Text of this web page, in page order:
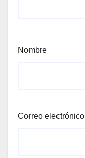
Nombre
Correo electrónico